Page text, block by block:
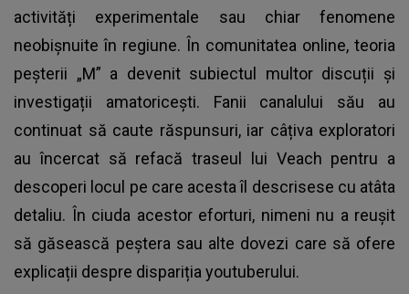
activități experimentale sau chiar fenomene
neobișnuite în regiune. În comunitatea online, teoria
peșterii „M” a devenit subiectul multor discuții și
investigații amatoricești. Fanii canalului său au
continuat să caute răspunsuri, iar câțiva exploratori
au încercat să refacă traseul lui Veach pentru a
descoperi locul pe care acesta îl descrisese cu atâta
detaliu. În ciuda acestor eforturi, nimeni nu a reușit
să găsească peștera sau alte dovezi care să ofere
explicații despre dispariția youtuberului.